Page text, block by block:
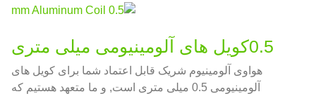
0.5کویل های آلومینیومی میلی متری
هواوی آلومینیوم شریک قابل اعتماد شما برای کویل های
آلومینیومی 0.5 میلی متری است, و ما متعهد هستیم که